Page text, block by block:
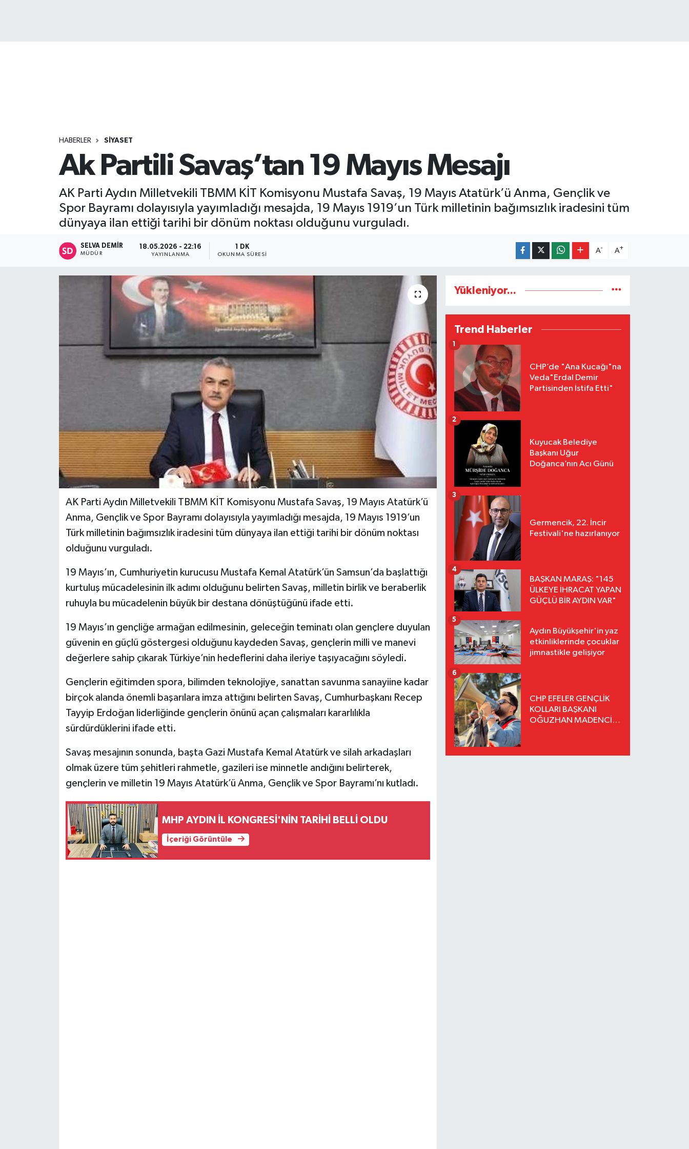
HABERLER SİYASET
Ak Partili Savaş’tan 19 Mayıs Mesajı
AK Parti Aydın Milletvekili TBMM KİT Komisyonu Mustafa Savaş, 19 Mayıs Atatürk’ü Anma, Gençlik ve
Spor Bayramı dolayısıyla yayımladığı mesajda, 19 Mayıs 1919’un Türk milletinin bağımsızlık iradesini tüm
dünyaya ilan ettiği tarihi bir dönüm noktası olduğunu vurguladı.
SELVA DEMIR
MÜDÜR
18.05.2026 - 22:16
YAYINLANMA
1 DK
OKUNMA SÜRESI
A- A+
AK Parti Aydın Milletvekili TBMM KİT Komisyonu Mustafa Savaş, 19 Mayıs Atatürk’ü
Anma, Gençlik ve Spor Bayramı dolayısıyla yayımladığı mesajda, 19 Mayıs 1919’un
Türk milletinin bağımsızlık iradesini tüm dünyaya ilan ettiği tarihi bir dönüm noktası
olduğunu vurguladı.
19 Mayıs’ın, Cumhuriyetin kurucusu Mustafa Kemal Atatürk’ün Samsun’da başlattığı
kurtuluş mücadelesinin ilk adımı olduğunu belirten Savaş, milletin birlik ve beraberlik
ruhuyla bu mücadelenin büyük bir destana dönüştüğünü ifade etti.
19 Mayıs’ın gençliğe armağan edilmesinin, geleceğin teminatı olan gençlere duyulan
güvenin en güçlü göstergesi olduğunu kaydeden Savaş, gençlerin milli ve manevi
değerlere sahip çıkarak Türkiye’nin hedeflerini daha ileriye taşıyacağını söyledi.
Gençlerin eğitimden spora, bilimden teknolojiye, sanattan savunma sanayiine kadar
birçok alanda önemli başarılara imza attığını belirten Savaş, Cumhurbaşkanı Recep
Tayyip Erdoğan liderliğinde gençlerin önünü açan çalışmaları kararlılıkla
sürdürdüklerini ifade etti.
Savaş mesajının sonunda, başta Gazi Mustafa Kemal Atatürk ve silah arkadaşları
olmak üzere tüm şehitleri rahmetle, gazileri ise minnetle andığını belirterek,
gençlerin ve milletin 19 Mayıs Atatürk’ü Anma, Gençlik ve Spor Bayramı’nı kutladı.
MHP AYDIN İL KONGRESİ'NİN TARİHİ BELLİ OLDU
İçeriği Görüntüle
Yükleniyor...
Trend Haberler
CHP’de "Ana Kucağı"na
Veda"Erdal Demir
Partisinden İstifa Etti"
1
Kuyucak Belediye
Başkanı Uğur
Doğanca’nın Acı Günü
2
Germencik, 22. İncir
Festivali'ne hazırlanıyor
3
BAŞKAN MARAŞ: "145
ÜLKEYE İHRACAT YAPAN
GÜÇLÜ BİR AYDIN VAR"
4
Aydın Büyükşehir'in yaz
etkinliklerinde çocuklar
jimnastikle gelişiyor
5
CHP EFELER GENÇLİK
KOLLARI BAŞKANI
OĞUZHAN MADENCİ
6